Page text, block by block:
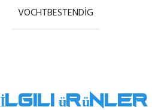
VOCHTBESTENDIG
İlgili ürünler